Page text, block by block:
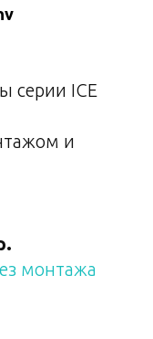
серии ICE
и
монтажа